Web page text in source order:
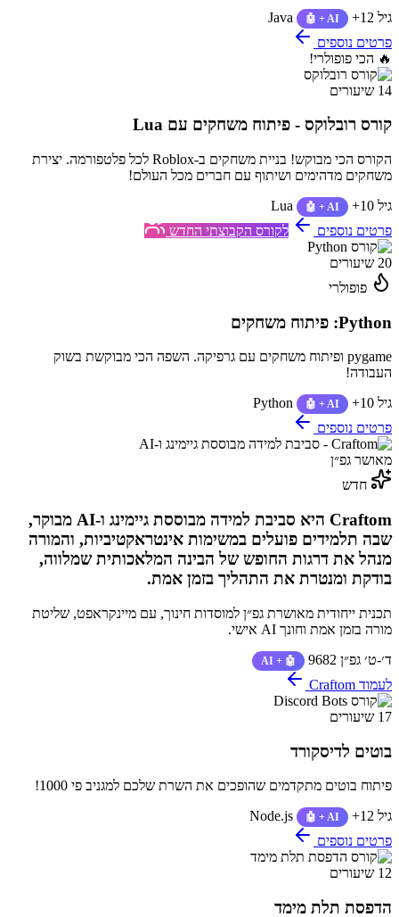
גיל 12+
Java 🤖 + AI
פרטים נוספים
🔥 הכי פופולרי!
14 שיעורים
קורס רובלוקס - פיתוח משחקים עם Lua
הקורס הכי מבוקש! בניית משחקים ב-Roblox לכל פלטפורמה. יצירת
משחקים מדהימים ושיתוף עם חברים מכל העולם!
גיל 10+
Lua 🤖 + AI
פרטים נוספים לקורס הקבוצתי החדש
20 שיעורים
פופולרי
Python: פיתוח משחקים
pygame ופיתוח משחקים עם גרפיקה. השפה הכי מבוקשת בשוק
העבודה!
גיל 10+
Python 🤖 + AI
פרטים נוספים
מאושר גפ״ן
חדש
Craftom היא סביבת למידה מבוססת גיימינג ו-AI מבוקר,
שבה תלמידים פועלים במשימות אינטראקטיביות, והמורה
מנהל את דרגות החופש של הבינה המלאכותית שמלווה,
בודקת ומנטרת את התהליך בזמן אמת.
תכנית ייחודית מאושרת גפ״ן למוסדות חינוך, עם מיינקראפט, שליטת
מורה בזמן אמת וחונך AI אישי.
ד׳-ט׳ גפ״ן 9682 🤖 + AI
לעמוד Craftom
17 שיעורים
בוטים לדיסקורד
פיתוח בוטים מתקדמים שהופכים את השרת שלכם למגניב פי 1000!
גיל 12+
Node.js 🤖 + AI
פרטים נוספים
12 שיעורים
הדפסת תלת מימד